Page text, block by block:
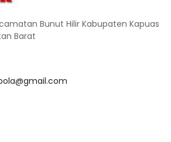
Bunut Hilir Kabupaten Kapuas
Barat